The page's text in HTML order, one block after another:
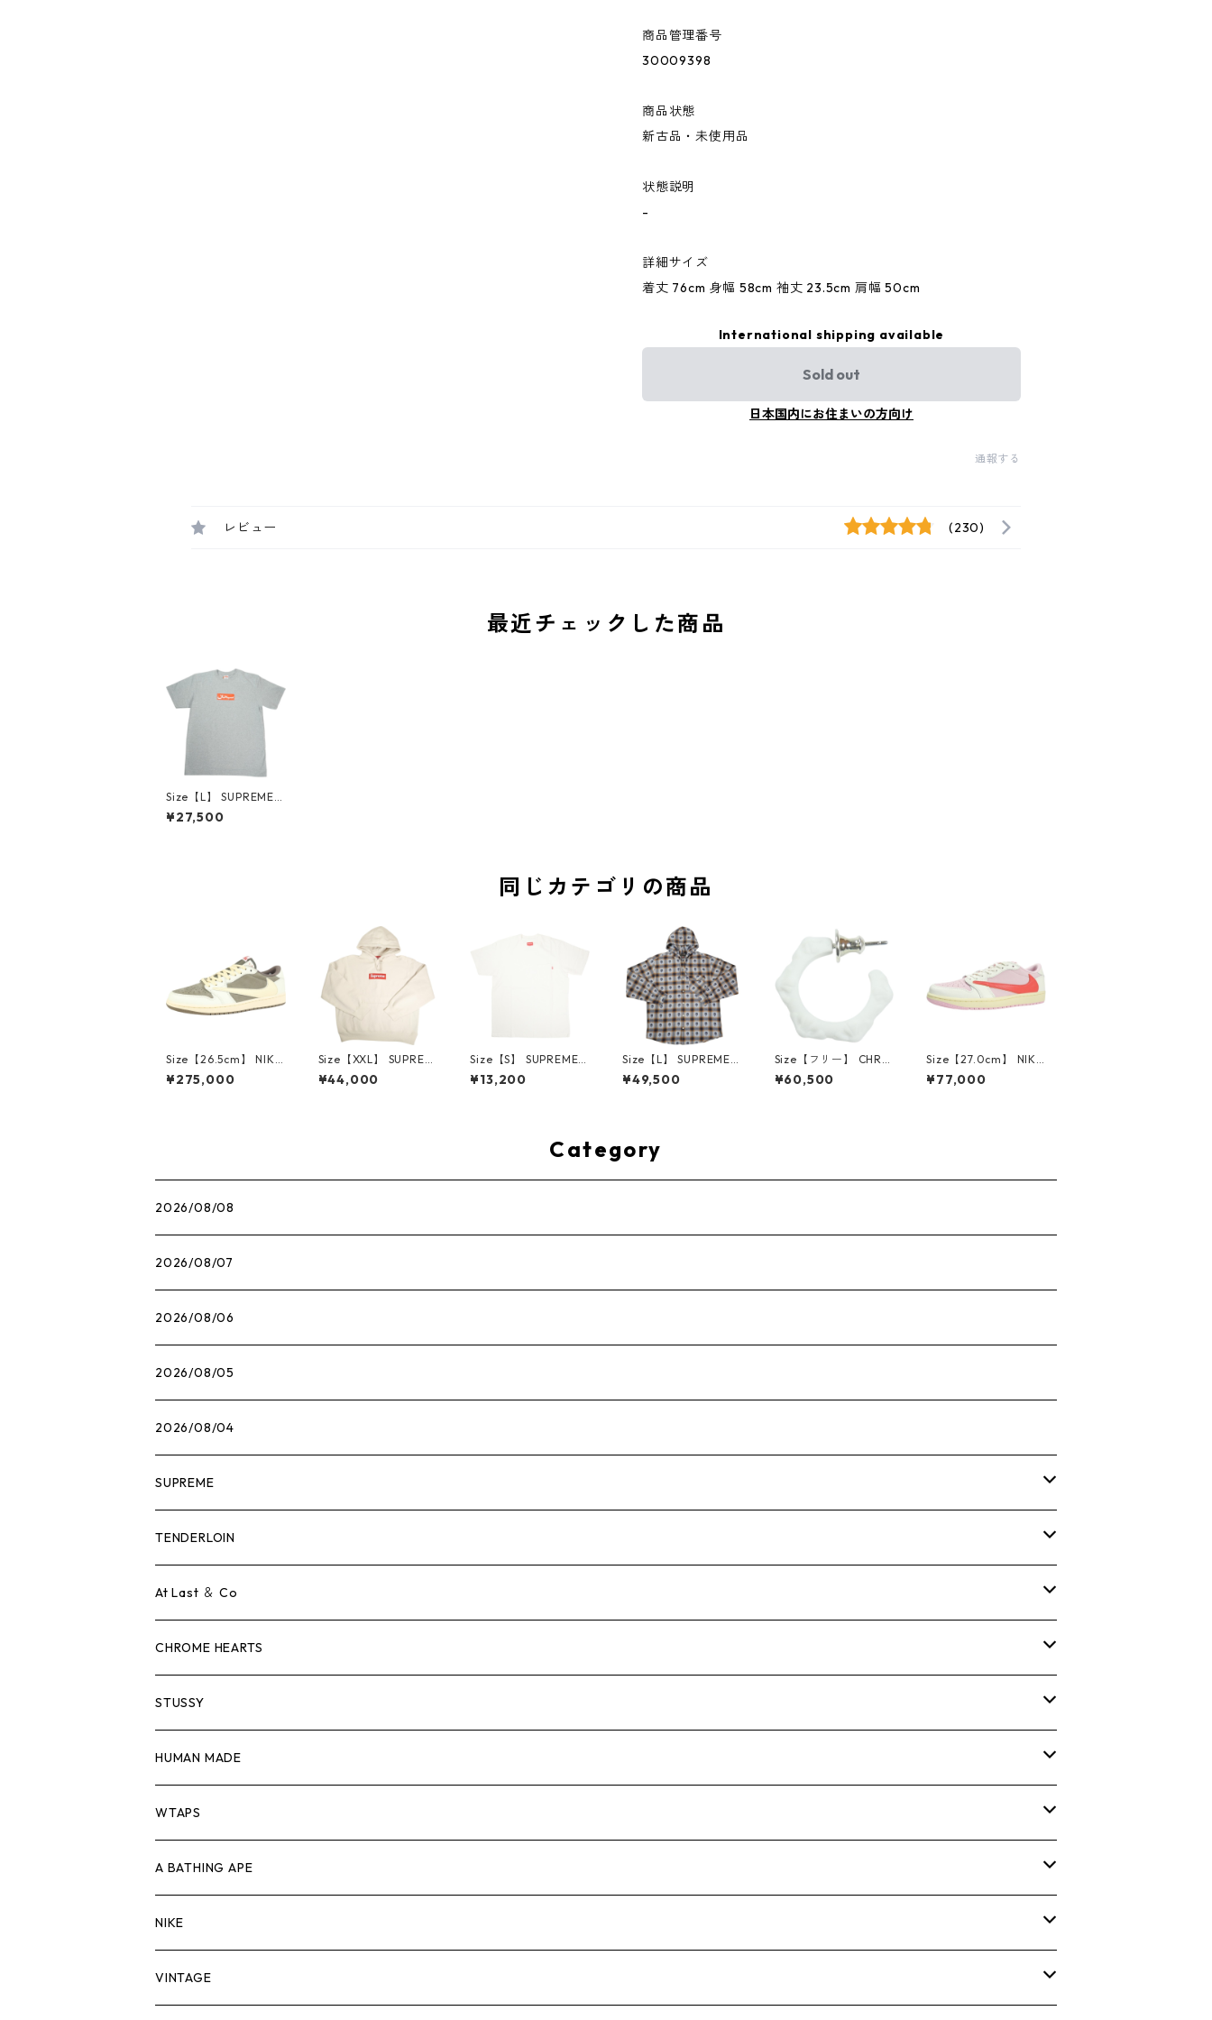
商品管理番号
30009398
商品状態
新古品・未使用品
状態説明
-
詳細サイズ
着丈 76cm 身幅 58cm 袖丈 23.5cm 肩幅 50cm
International shipping available
Sold out
日本国内にお住まいの方向け
通報する
レビュー (230)
最近チェックした商品
Size【L】 SUPREME
シュプリーム 26SS Ar
abic Box Tee Heathe
¥27,500
同じカテゴリの商品
Size【26.5cm】 NIKE
ナイキ ×Travis Scott
AIR JORDAN 1 LOW
¥275,000
Size【XXL】 SUPREM
E シュプリーム 24AW
Box Logo Hooded Sw
¥44,000
Size【S】 SUPREME
シュプリーム S/S Poc
ket Tee White Tシャ
¥13,200
Size【L】 SUPREME
シュプリーム ×Numbe
r (N)ine 25FW Hoode
¥49,500
Size【フリー】 CHRO
ME HEARTS クロム・
ハーツ CH Cross SING
¥60,500
Size【27.0cm】 NIKE
ナイキ ×Travis Scott
AIR JORDAN 1 LOW
¥77,000
Category
2026/08/08
2026/08/07
2026/08/06
2026/08/05
2026/08/04
SUPREME
Tシャツ
ロンTEE
スウェット/ニット
シャツ
ジャケット
パンツ
キャップ・ハット
バッグ
シューズ
TENDERLOIN
Tシャツ
ロンTEE
スウェット/ニット
シャツ
ジャケット
パンツ
キャップ・ハット
バッグ
At Last ＆ Co
Tシャツ
ロンTEE
スウェット/ニット
シャツ
ジャケット
パンツ
キャップ・ハット
CHROME HEARTS
Tシャツ
ロンTEE
スウェット/ニット
シャツ
ジャケット
パンツ
STUSSY
Tシャツ
ロンTEE
スウェット/ニット
シャツ
ジャケット
HUMAN MADE
Tシャツ
ロンT
スウェット/ニット
シャツ
WTAPS
Tシャツ
ロンTEE
スウェット/ニット
A BATHING APE
Tシャツ
ロンTEE
NIKE
シューズ
VINTAGE